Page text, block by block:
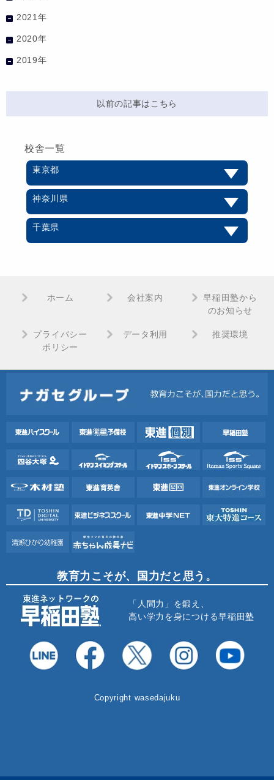
2021年
2020年
2019年
以前の記事はこちら
校舎一覧
東京都
神奈川県
千葉県
ホーム 会社案内
早稲田塾から
のお知らせ
プライバシー
ポリシー
データ利用 推奨環境
教育力こそが、国力だと思う。
「人間力」を鍛え、
高い学力を身につける早稲田塾
Copyright wasedajuku